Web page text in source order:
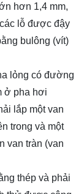
hơn 1,4 mm,
lỗ được đậy
bulông (vít)
lỏng có đường
ở pha hơi
lắp một van
trong và một
van tràn (van
thép và phải